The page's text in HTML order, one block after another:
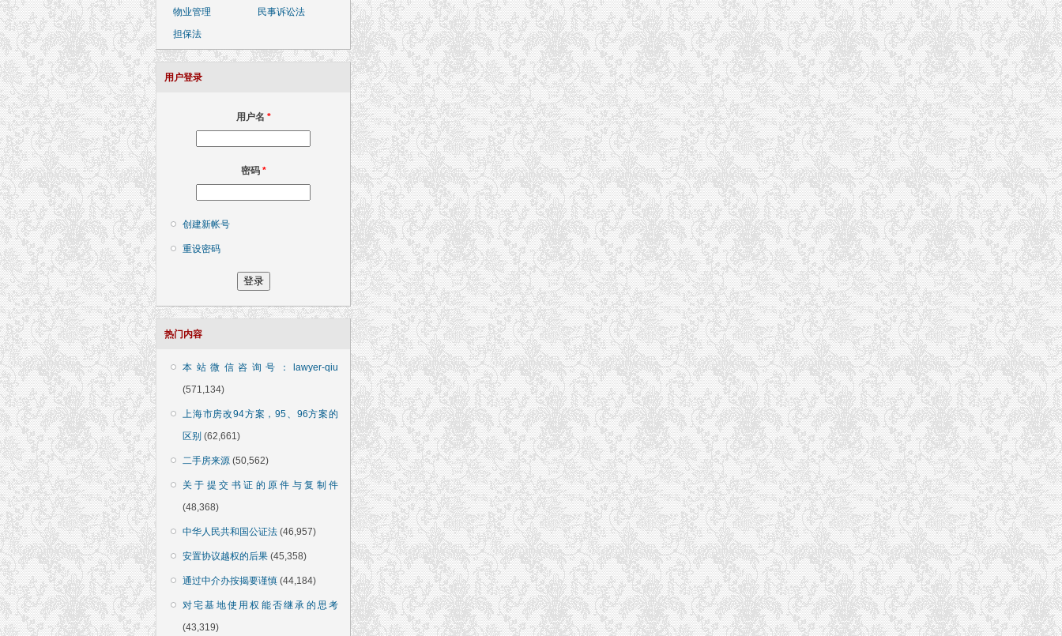
物业管理
民事诉讼法
担保法
用户登录
用户名 *
密码 *
创建新帐号
重设密码
热门内容
本站微信咨询号：lawyer-qiu
(571,134)
上海市房改94方案，95、96方案的
区别 (62,661)
二手房来源 (50,562)
关于提交书证的原件与复制件
(48,368)
中华人民共和国公证法 (46,957)
安置协议越权的后果 (45,358)
通过中介办按揭要谨慎 (44,184)
对宅基地使用权能否继承的思考
(43,319)